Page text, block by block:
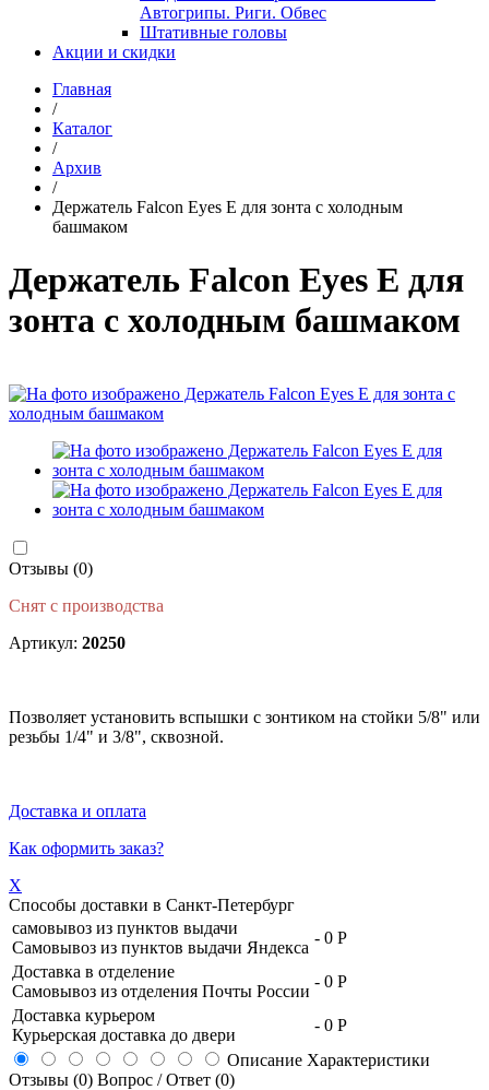
Автогрипы. Риги. Обвес
Штативные головы
Акции и скидки
Главная
/
Каталог
/
Архив
/
Держатель Falcon Eyes E для зонта с холодным
башмаком
Держатель Falcon Eyes E для
зонта с холодным башмаком
Отзывы (0)
Снят с производства
Артикул: 20250
Позволяет установить вспышки с зонтиком на стойки 5/8" или
резьбы 1/4" и 3/8", сквозной.
Доставка и оплата
Как оформить заказ?
X
Способы доставки в Санкт-Петербург
самовывоз из пунктов выдачи
Самовывоз из пунктов выдачи Яндекса
- 0 Р
Доставка в отделение
Самовывоз из отделения Почты России
- 0 Р
Доставка курьером
Курьерская доставка до двери
- 0 Р
Описание Характеристики
Отзывы (0) Вопрос / Ответ (0)